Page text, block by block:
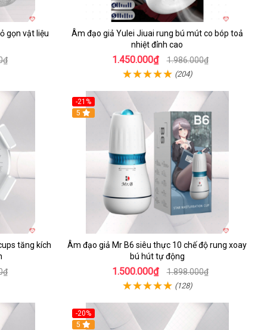
gọn vật liệu
Âm đạo giả Yulei Jiuai rung bú mút co bóp toả
nhiệt đỉnh cao
1.450.000₫ 1.986.000₫
(204)
tăng kích
-21%
5
Âm đạo giả Mr B6 siêu thực 10 chế độ rung xoay
bú hút tự động
1.500.000₫ 1.898.000₫
(128)
-20%
5